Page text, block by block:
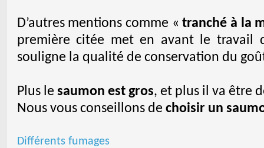
D’autres mentions comme «tranché à la
première citée met en avant le travail
souligne la qualité de conservation du
Plus le saumon est gros, et plus il va être
Nous vous conseillons de choisir un
Différents fumages